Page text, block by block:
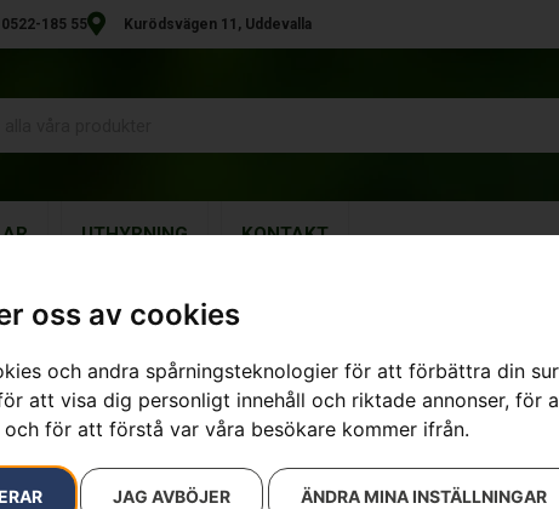
oss av cookies
och andra spårningsteknologier för att förbättra din
att visa dig personligt innehåll och riktade annonser, för
för att förstå var våra besökare kommer ifrån.
JAG AVBÖJER ÄNDRA MINA INSTÄLLNINGAR
0522-185 55 Kurödsvägen 11, Uddevalla
UTHYRNING KONTAKT
Snöblad –
Artikelnummer:967280701
Kategorier:för
Frontmonterade tillbehör,